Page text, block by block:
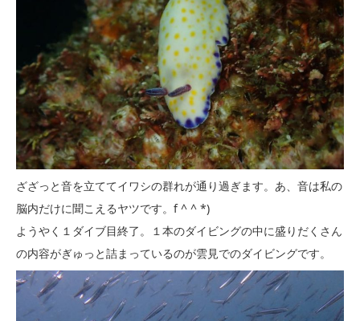
ざざっと音を立ててイワシの群れが通り過ぎます。あ、音は私の
脳内だけに聞こえるヤツです。f ^ ^ *)
ようやく１ダイブ目終了。１本のダイビングの中に盛りだくさん
の内容がぎゅっと詰まっているのが雲見でのダイビングです。